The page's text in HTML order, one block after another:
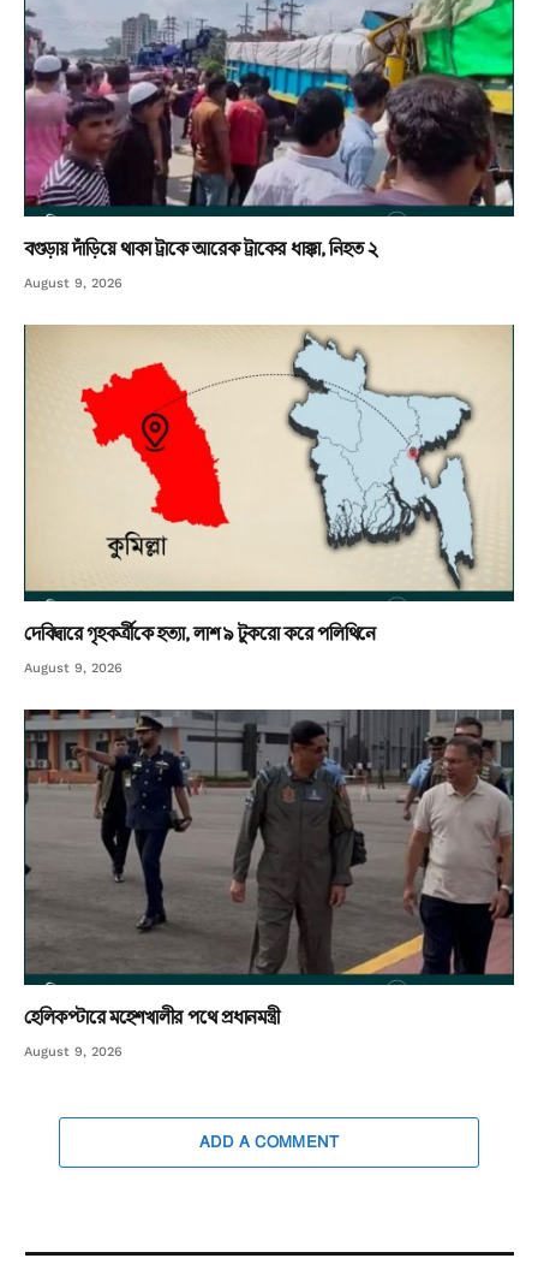
বগুড়ায় দাঁড়িয়ে থাকা ট্রাকে আরেক ট্রাকের ধাক্কা, নিহত ২
August 9, 2026
দেবিদ্বারে গৃহকর্ত্রীকে হত্যা, লাশ ৯ টুকরো করে পলিথিনে
August 9, 2026
হেলিকপ্টারে মহেশখালীর পথে প্রধানমন্ত্রী
August 9, 2026
ADD A COMMENT